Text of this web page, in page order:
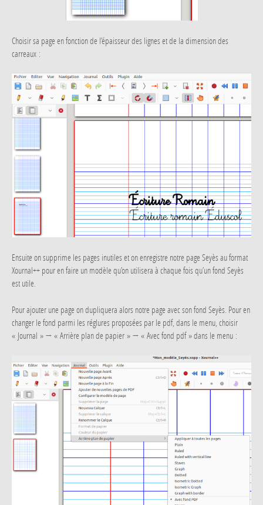
Choisir sa page en fonction de l’épaisseur des lignes et de la dimension des
carreaux :
Ensuite on supprime les pages inutiles et on enregistre notre page Seyès au format
Xournal++ pour en faire un modèle qu’on utilisera à chaque fois qu’un fond Seyès
est utile.
Pour ajouter une page on dupliquera alors notre page avec son fond Seyès. Pour en
changer le fond parmi les réglures proposées par le pdf, dans le menu, choisir
« Journal » → « Arrière plan de papier » → « Avec fond pdf » dans le menu :